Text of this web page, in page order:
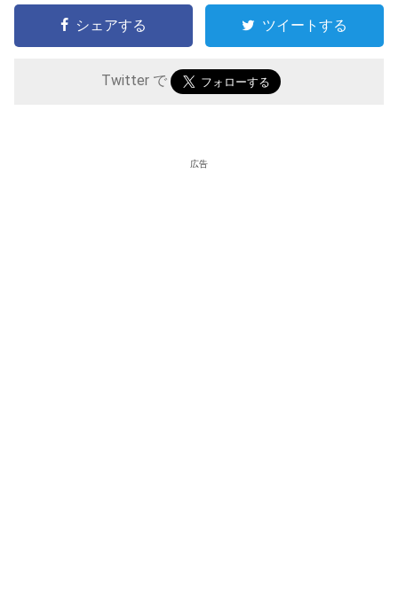
シェアする ツイートする
Twitter で
広告